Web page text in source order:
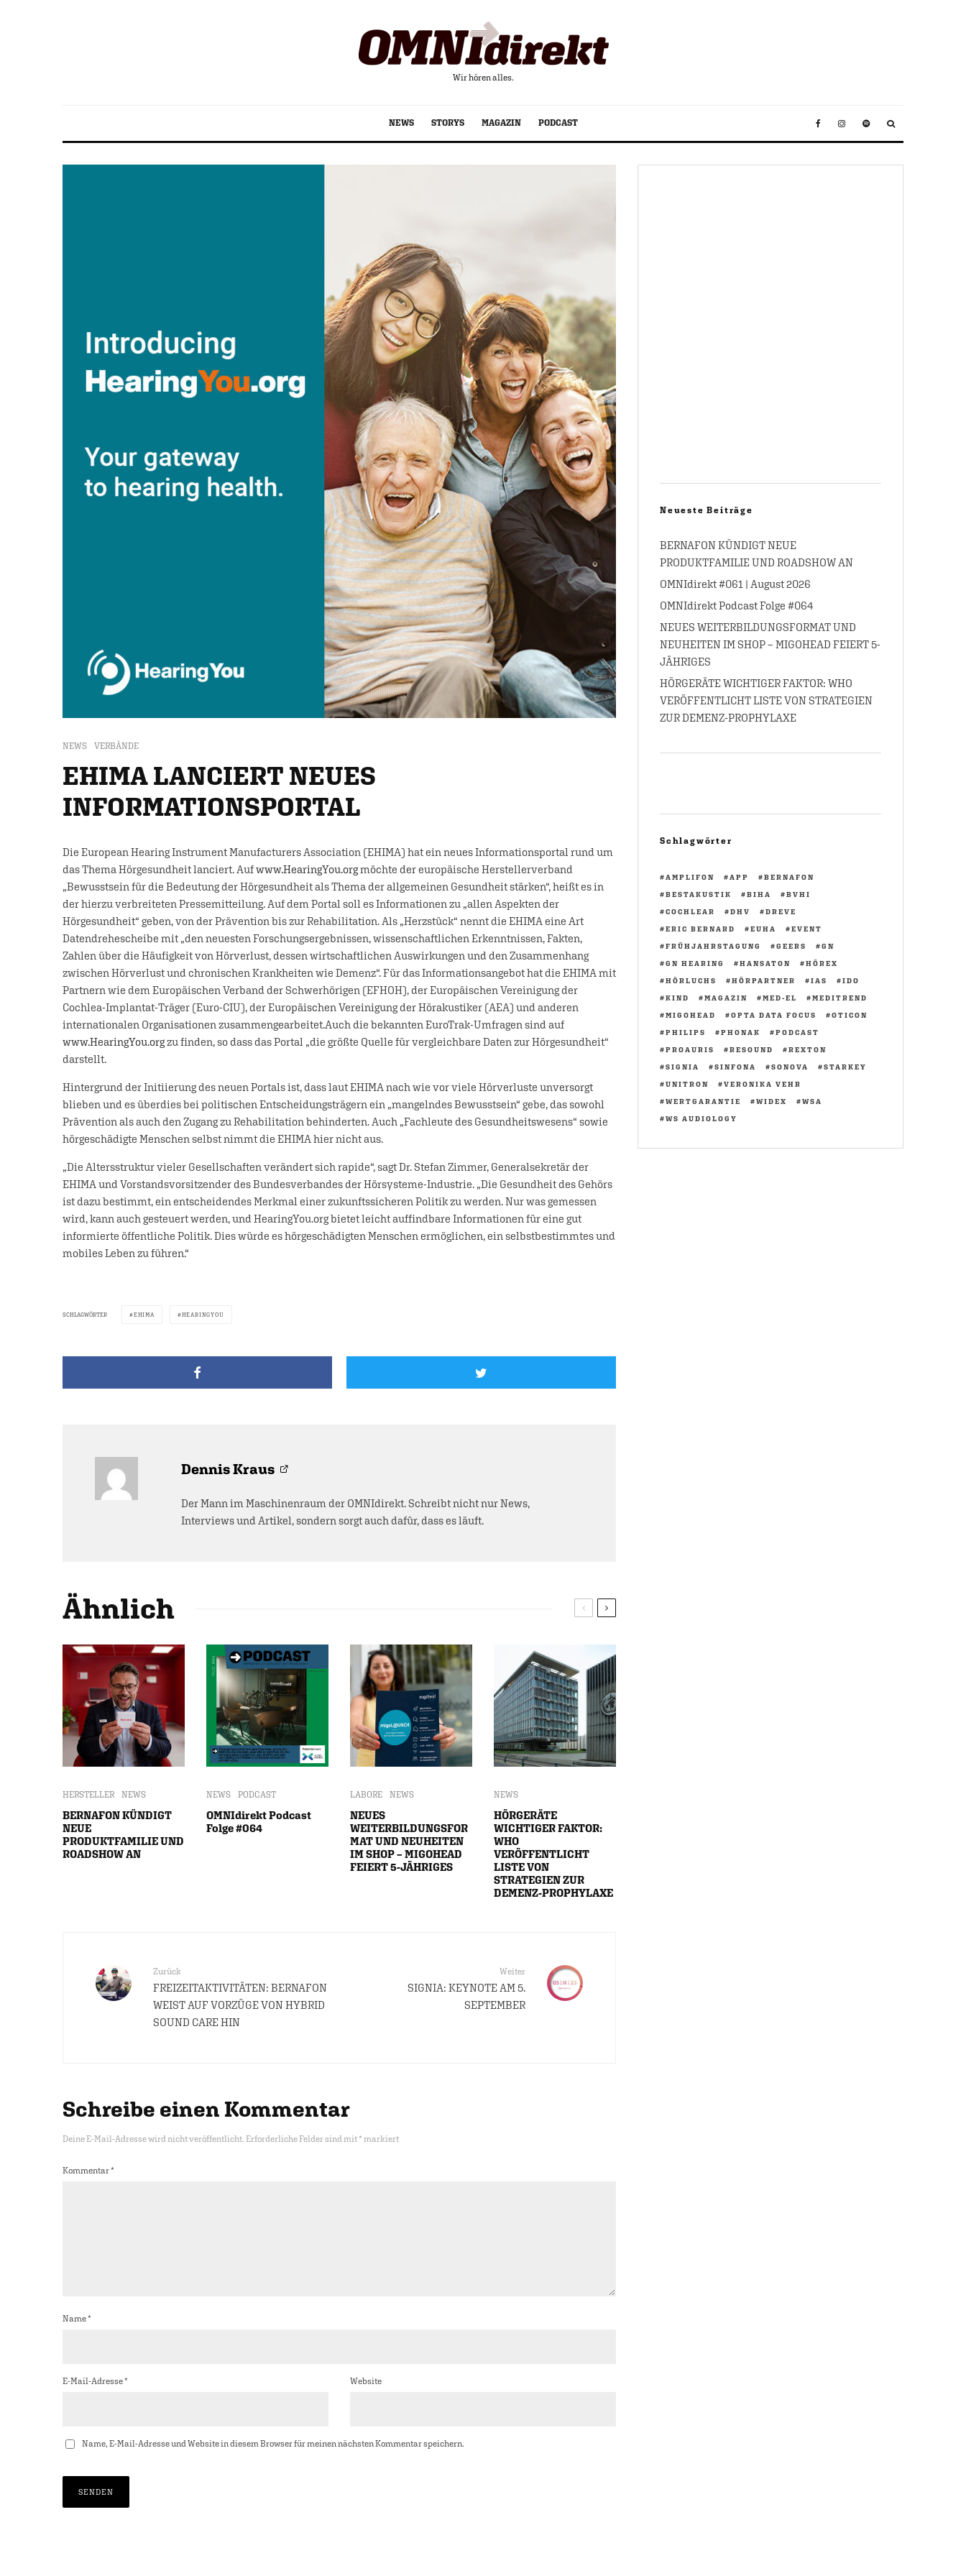
Wir hören alles.
NEWS STORYS MAGAZIN PODCAST
NEWS VERBÄNDE
EHIMA LANCIERT NEUES
INFORMATIONSPORTAL
Die European Hearing Instrument Manufacturers Association (EHIMA) hat ein neues Informationsportal rund um
das Thema Hörgesundheit lanciert. Aufwww.HearingYou.orgmöchte der europäische Herstellerverband
„Bewusstsein für die Bedeutung der Hörgesundheit als Thema der allgemeinen Gesundheit stärken“, heißt es in
der hierzu verbreiteten Pressemitteilung. Auf dem Portal soll es Informationen zu „allen Aspekten der
Hörgesundheit“ geben, von der Prävention bis zur Rehabilitation. Als „Herzstück“ nennt die EHIMA eine Art
Datendrehescheibe mit „den neuesten Forschungsergebnissen, wissenschaftlichen Erkenntnissen, Fakten,
Zahlen über die Häufigkeit von Hörverlust, dessen wirtschaftlichen Auswirkungen und den Zusammenhang
zwischen Hörverlust und chronischen Krankheiten wie Demenz“. Für das Informationsangebot hat die EHIMA mit
Partnern wie dem Europäischen Verband der Schwerhörigen (EFHOH), der Europäischen Vereinigung der
Cochlea-Implantat-Träger (Euro-CIU), der Europäischen Vereinigung der Hörakustiker (AEA) und anderen
internationalen Organisationen zusammengearbeitet.Auch die bekannten EuroTrak-Umfragen sind auf
www.HearingYou.orgzu finden, so dass das Portal „die größte Quelle für vergleichbare Daten zur Hörgesundheit“
darstellt.
Hintergrund der Initiierung des neuen Portals ist, dass laut EHIMA nach wie vor viele Hörverluste unversorgt
blieben und es überdies bei politischen Entscheidungsträgern ein „mangelndes Bewusstsein“ gebe, das sowohl
Prävention als auch den Zugang zu Rehabilitation behinderten. Auch „Fachleute des Gesundheitswesens“ sowie
hörgeschädigte Menschen selbst nimmt die EHIMA hier nicht aus.
„Die Altersstruktur vieler Gesellschaften verändert sich rapide“, sagt Dr. Stefan Zimmer, Generalsekretär der
EHIMA und Vorstandsvorsitzender des Bundesverbandes der Hörsysteme-Industrie. „Die Gesundheit des Gehörs
ist dazu bestimmt, ein entscheidendes Merkmal einer zukunftssicheren Politik zu werden. Nur was gemessen
wird, kann auch gesteuert werden, und HearingYou.org bietet leicht auffindbare Informationen für eine gut
informierte öffentliche Politik. Dies würde es hörgeschädigten Menschen ermöglichen, ein selbstbestimmtes und
mobiles Leben zu führen.“
SCHLAGWÖRTER EHIMA HEARINGYOU
Dennis Kraus
Der Mann im Maschinenraum der OMNIdirekt. Schreibt nicht nur News,
Interviews und Artikel, sondern sorgt auch dafür, dass es läuft.
Ähnlich
HERSTELLER NEWS
BERNAFON KÜNDIGT
NEUE
PRODUKTFAMILIE UND
ROADSHOW AN
NEWS PODCAST
OMNIdirekt Podcast
Folge #064
LABORE NEWS
NEUES
WEITERBILDUNGSFOR
MAT UND NEUHEITEN
IM SHOP – MIGOHEAD
FEIERT 5-JÄHRIGES
NEWS
HÖRGERÄTE
WICHTIGER FAKTOR:
WHO
VERÖFFENTLICHT
LISTE VON
STRATEGIEN ZUR
DEMENZ-PROPHYLAXE
Zurück
FREIZEITAKTIVITÄTEN: BERNAFON
WEIST AUF VORZÜGE VON HYBRID
SOUND CARE HIN
Weiter
SIGNIA: KEYNOTE AM 5.
SEPTEMBER
Schreibe einen Kommentar
Deine E-Mail-Adresse wird nicht veröffentlicht. Erforderliche Felder sind mit* markiert
Kommentar*
Name*
E-Mail-Adresse* Website
Name, E-Mail-Adresse und Website in diesem Browser für meinen nächsten Kommentar speichern.
Neueste Beiträge
BERNAFON KÜNDIGT NEUE
PRODUKTFAMILIE UND ROADSHOW AN
OMNIdirekt #061 | August 2026
OMNIdirekt Podcast Folge #064
NEUES WEITERBILDUNGSFORMAT UND
NEUHEITEN IM SHOP – MIGOHEAD FEIERT 5-
JÄHRIGES
HÖRGERÄTE WICHTIGER FAKTOR: WHO
VERÖFFENTLICHT LISTE VON STRATEGIEN
ZUR DEMENZ-PROPHYLAXE
Schlagwörter
AMPLIFON APP
BERNAFON
BESTAKUSTIK
BIHA
BVHI
COCHLEAR
DHV
DREVE
ERIC BERNARD
EUHA
EVENT
FRÜHJAHRSTAGUNG
GEERS
GN
GN HEARING
HANSATON
HÖREX
HÖRLUCHS
HÖRPARTNER IAS
IDO
KIND
MAGAZIN MED-EL
MEDITREND
MIGOHEAD
OPTA DATA FOCUS
OTICON
PHILIPS
PHONAK
PODCAST
PROAURIS
RESOUND
REXTON
SIGNIA
SINFONA SONOVA
STARKEY
UNITRON
VERONIKA VEHR
WERTGARANTIE
WIDEX
WSA
WS AUDIOLOGY